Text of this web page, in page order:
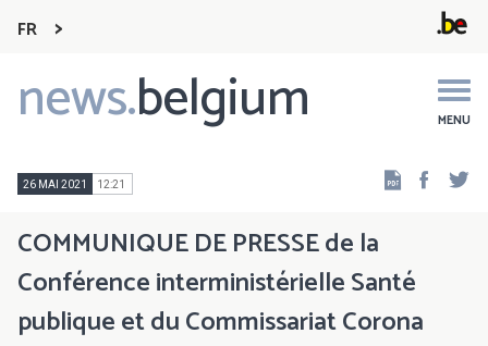
FR
news.belgium MENU
Main
navigation
26 MAI 2021 12:21
COMMUNIQUE DE PRESSE de la
Conférence interministérielle Santé
publique et du Commissariat Corona